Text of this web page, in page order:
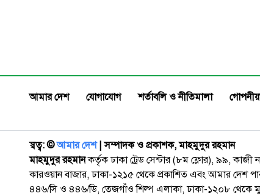
আমার দেশ যোগাযোগ শর্তাবলি ও নীতিমালা
স্বত্ব: ©️আমার দেশ| সম্পাদক ও প্রকাশক, মাহমুদুর রহমান
মাহমুদুর রহমানকর্তৃক ঢাকা ট্রেড সেন্টার (৮ম ফ্লোর), ৯৯,
কারওয়ান বাজার, ঢাকা-১২১৫ থেকে প্রকাশিত এবং আমার দেশ
৪৪৬/সি ও ৪৪৬/ডি, তেজগাঁও শিল্প এলাকা, ঢাকা-১২০৮ থেকে